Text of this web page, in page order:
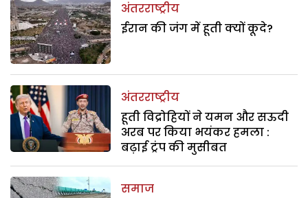
अंतरराष्ट्रीय
ईरान की जंग में हूती क्यों कूदे?
अंतरराष्ट्रीय
हूती विद्रोहियों ने यमन और सऊदी
अरब पर किया भयंकर हमला :
बढ़ाई ट्रंप की मुसीबत
समाज